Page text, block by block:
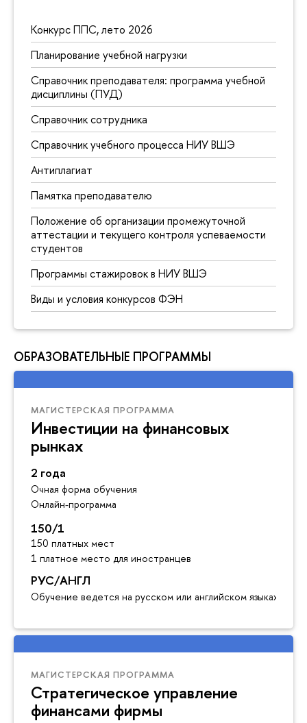
Конкурс ППС, лето 2026
Планирование учебной нагрузки
Справочник преподавателя: программа учебной
дисциплины (ПУД)
Справочник сотрудника
Справочник учебного процесса НИУ ВШЭ
Антиплагиат
Памятка преподавателю
Положение об организации промежуточной
аттестации и текущего контроля успеваемости
студентов
Программы стажировок в НИУ ВШЭ
Виды и условия конкурсов ФЭН
ОБРАЗОВАТЕЛЬНЫЕ ПРОГРАММЫ
МАГИСТЕРСКАЯ ПРОГРАММА
Инвестиции на финансовых
рынках
2 года
Очная форма обучения
Онлайн-программа
150/1
150 платных мест
1 платное место для иностранцев
РУС/АНГЛ
Обучение ведется на русском или английском языках
МАГИСТЕРСКАЯ ПРОГРАММА
Стратегическое управление
финансами фирмы